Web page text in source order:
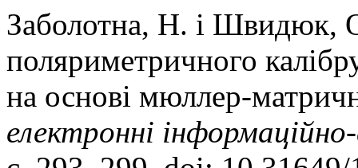
Заболотна, Н. і Швидюк,
поляриметричного
на основі мюллер-
електроннi iнформацiйно-